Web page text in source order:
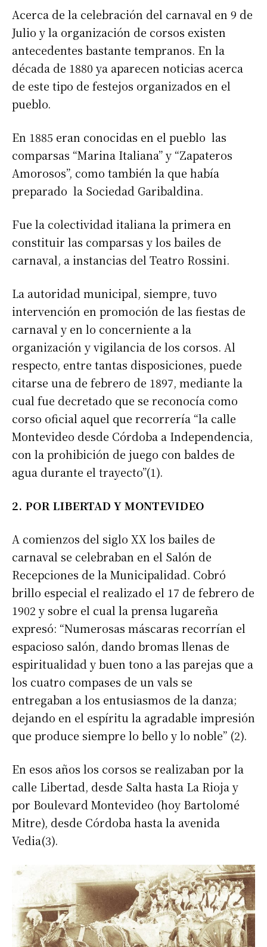
Acerca de la celebración del carnaval en 9 de
Julio y la organización de corsos existen
antecedentes bastante tempranos. En la
década de 1880 ya aparecen noticias acerca
de este tipo de festejos organizados en el
pueblo.
En 1885 eran conocidas en el pueblo las
comparsas “Marina Italiana” y “Zapateros
Amorosos”, como también la que había
preparado la Sociedad Garibaldina.
Fue la colectividad italiana la primera en
constituir las comparsas y los bailes de
carnaval, a instancias del Teatro Rossini.
La autoridad municipal, siempre, tuvo
intervención en promoción de las fiestas de
carnaval y en lo concerniente a la
organización y vigilancia de los corsos. Al
respecto, entre tantas disposiciones, puede
citarse una de febrero de 1897, mediante la
cual fue decretado que se reconocía como
corso oficial aquel que recorrería “la calle
Montevideo desde Córdoba a Independencia,
con la prohibición de juego con baldes de
agua durante el trayecto”(1).
2. POR LIBERTAD Y MONTEVIDEO
A comienzos del siglo XX los bailes de
carnaval se celebraban en el Salón de
Recepciones de la Municipalidad. Cobró
brillo especial el realizado el 17 de febrero de
1902 y sobre el cual la prensa lugareña
expresó: “Numerosas máscaras recorrían el
espacioso salón, dando bromas llenas de
espiritualidad y buen tono a las parejas que a
los cuatro compases de un vals se
entregaban a los entusiasmos de la danza;
dejando en el espíritu la agradable impresión
que produce siempre lo bello y lo noble” (2).
En esos años los corsos se realizaban por la
calle Libertad, desde Salta hasta La Rioja y
por Boulevard Montevideo (hoy Bartolomé
Mitre), desde Córdoba hasta la avenida
Vedia(3).